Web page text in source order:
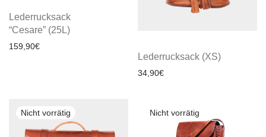
Lederrucksack
“Cesare” (25L)
159,90€
Lederrucksack (XS)
34,90€